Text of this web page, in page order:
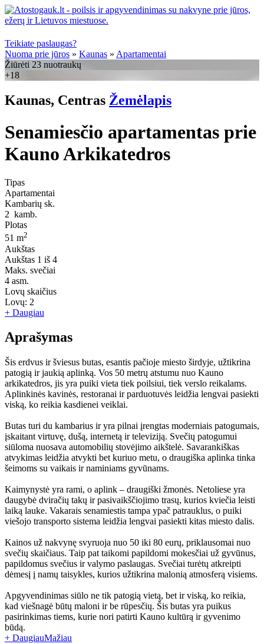
Teikiate paslaugas?
Nuoma prie jūros » Kaunas » Apartamentai
Žiūrėti 23 nuotraukų
+18
Kaunas, Centras Žemėlapis
Senamiesčio apartamentas prie
Kauno Arkikatedros
Tipas
Apartamentai
Kambarių sk.
2 kamb.
Plotas
51 m2
Aukštas
Aukštas 1 iš 4
Maks. svečiai
4 asm.
Lovų skaičius
Lovų: 2
+ Daugiau
Aprašymas
Šis erdvus ir šviesus butas, esantis pačioje miesto širdyje, užtikrina
patogią ir jaukią aplinką. Vos 50 metrų atstumu nuo Kauno
arkikatedros, jis yra puiki vieta tiek poilsiui, tiek verslo reikalams.
Aplinkinės kavinės, restoranai ir parduotuvės leidžia lengvai pasiekti
viską, ko reikia kasdienei veiklai.
Butas turi du kambarius ir yra pilnai įrengtas moderniais patogumais,
įskaitant virtuvę, dušą, internetą ir televiziją. Svečių patogumui
siūloma nuosava automobilių stovėjimo aikštelė. Savarankiškas
atvykimas leidžia atvykti bet kuriuo metu, o draugiška aplinka tinka
šeimoms su vaikais ir naminiams gyvūnams.
Kaimynystė yra rami, o aplink – draugiški žmonės. Netoliese yra
daugybė dviračių takų ir pasivaikščiojimo trasų, kurios kviečia leisti
laiką lauke. Vakarais senamiestis tampa ypač patrauklus, o puiki
viešojo transporto sistema leidžia lengvai pasiekti kitas miesto dalis.
Kainos už nakvynę svyruoja nuo 50 iki 80 eurų, priklausomai nuo
svečių skaičiaus. Taip pat taikomi papildomi mokesčiai už gyvūnus,
papildomus svečius ir valymo paslaugas. Svečiai turėtų atkreipti
dėmesį į namų taisykles, kurios užtikrina malonią atmosferą visiems.
Apgyvendinimas siūlo ne tik patogią vietą, bet ir viską, ko reikia,
kad viešnagė būtų maloni ir be rūpesčių. Šis butas yra puikus
pasirinkimas tiems, kurie nori patirti Kauno kultūrą ir gyvenimo
būdą.
+ DaugiauMažiau